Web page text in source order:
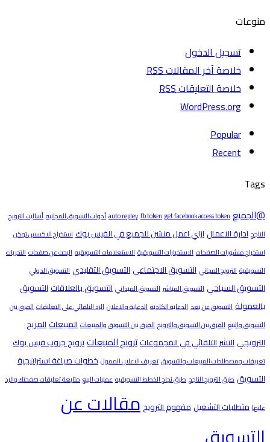
منوعات
تسجيل الدخول
خلاصة آخر المقالاتRSS
خلاصة التعليقاتRSS
WordPress.org
Popular
Recent
Tags
@الجميع auto repley fb token get facebook access token أدوات التسويق المجانيه أساليت الترويج
الناجح ادارة الاعمال ازاي اعمل منشن للجميع في الفيس بوك استخراج الاكسس توكن
استخراج منشورات الصفحات الاستخبارات التسويقية الاستعلامات التسويقيه البحث عن صفحات التحريات
التسويقية الترويج المجاني التسويق الاجتماعي التسويق التقليدي التسويق الدولي
التسويق السياحي التسويق المباشر التسويق الميداني التسويق بالعلاقاتالتسويق
بالعمولة التسويق عن بعد الدعاية الكاذبة الدعاية والاعلان الرد التلقائي على التعليقات الفرق بين
التسويق والبيع الفرق بين التسويق والترويج الفرق بين التسويق والمبيعات المبيعاتالمزيج
الترويجي النشر التلقائي في المجموعاتترويج المبيعاتترويج جروب فيس بوك
تعريفات ومصطلحات المبيعات والتسويق تعريف الاعلان الممول خطوات صياغة استراتيجية
التسويق طرق الترويج الناجح طرق نجاح الخطط التسويقيه عمليات البيع متابعة تعليقات صفحتك والرد
عليها متطلبات التشغيل مفهوم الترويج مقالات عن